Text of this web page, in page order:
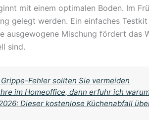
mit einem optimalen Boden. Im
gelegt werden. Ein einfaches
ausgewogene Mischung fördert das
sind.
Fehler sollten Sie vermeiden
im Homeoffice, dann erfuhr ich
Dieser kostenlose Küchenabfall